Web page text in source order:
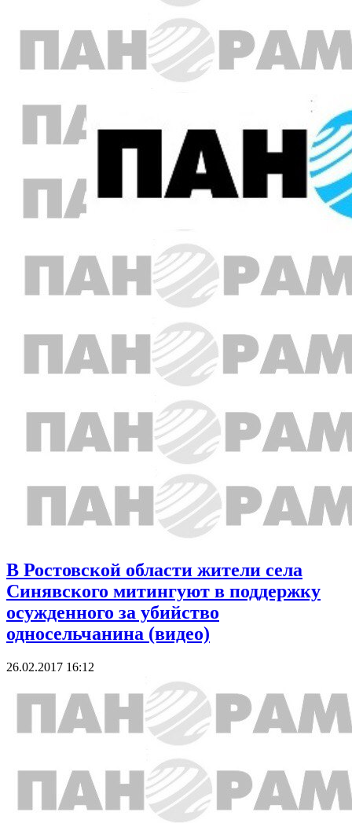
В Ростовской области жители села
Синявского митингуют в поддержку
осужденного за убийство
односельчанина (видео)
26.02.2017 16:12